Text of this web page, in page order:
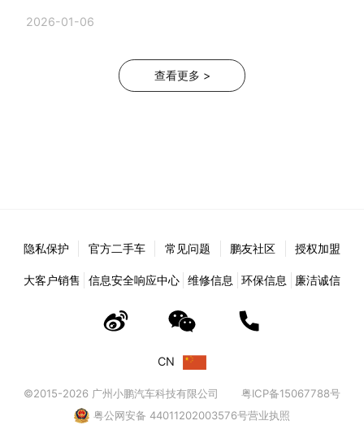
2026-01-06
查看更多 >
隐私保护 官方二手车 常见问题 鹏友社区 授权加盟
大客户销售 信息安全响应中心 维修信息 环保信息 廉洁诚信
CN
©2015-2026 广州小鹏汽车科技有限公司
粤ICP备15067788号
粤公网安备 44011202003576号营业执照